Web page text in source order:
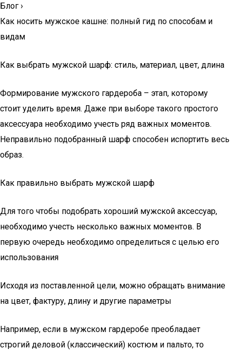
Блог ›
Как носить мужское кашне: полный гид по способам и
видам
Как выбрать мужской шарф: стиль, материал, цвет, длина
Формирование мужского гардероба – этап, которому
стоит уделить время. Даже при выборе такого простого
аксессуара необходимо учесть ряд важных моментов.
Неправильно подобранный шарф способен испортить весь
образ.
Как правильно выбрать мужской шарф
Для того чтобы подобрать хороший мужской аксессуар,
необходимо учесть несколько важных моментов. В
первую очередь необходимо определиться с целью его
использования
Исходя из поставленной цели, можно обращать внимание
на цвет, фактуру, длину и другие параметры
Например, если в мужском гардеробе преобладает
строгий деловой (классический) костюм и пальто, то